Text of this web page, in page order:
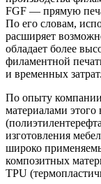
FGF — прямую
По его словам,
расширяет
обладает более
филаментной
и временных затрат.
По опыту
материалами этого
изготовления
широко
композитных
TPU